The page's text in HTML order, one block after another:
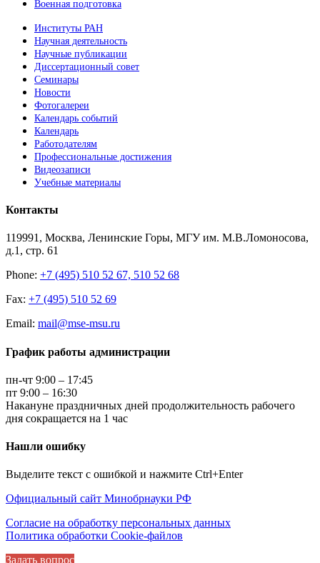
Военная подготовка
Институты РАН
Научная деятельность
Научные публикации
Диссертационный совет
Семинары
Новости
Фотогалереи
Календарь событий
Календарь
Работодателям
Профессиональные достижения
Видеозаписи
Учебные материалы
Контакты
119991, Москва, Ленинские Горы, МГУ им. М.В.Ломоносова,
д.1, стр. 61
Phone: +7 (495) 510 52 67, 510 52 68
Fax: +7 (495) 510 52 69
Email: mail@mse-msu.ru
График работы администрации
пн-чт 9:00 – 17:45
пт 9:00 – 16:30
Накануне праздничных дней продолжительность рабочего
дня сокращается на 1 час
Нашли ошибку
Выделите текст с ошибкой и нажмите Ctrl+Enter
Официальный сайт Минобрнауки РФ
Согласие на обработку персональных данных
Политика обработки Cookie-файлов
Задать вопрос